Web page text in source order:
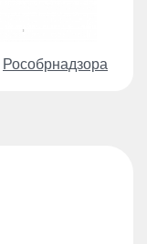
Рособрнадзора